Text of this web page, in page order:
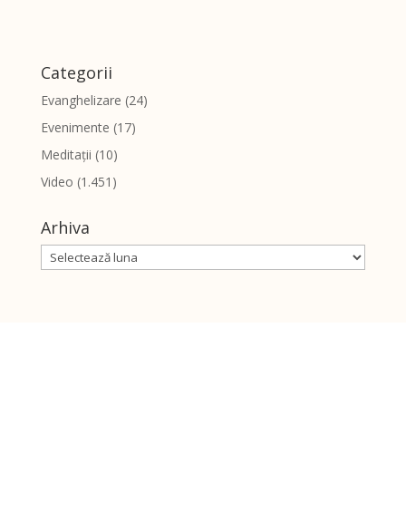
Categorii
Evanghelizare (24)
Evenimente (17)
Meditații (10)
Video (1.451)
Arhiva
Arhiva